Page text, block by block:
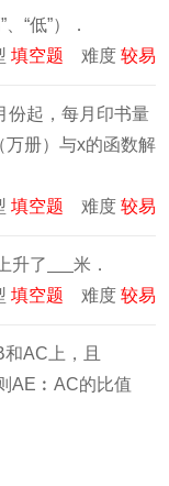
“低”）．
填空题 难度 较易
份起，每月印书量
万册）与x的函数解
填空题 难度 较易
升了
米．
填空题 难度 较易
AC上，且
AE︰AC的比值